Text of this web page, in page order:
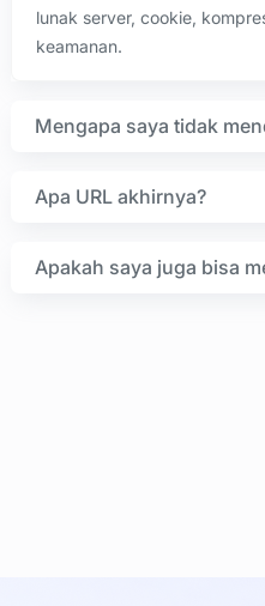
lunak server, cookie,
keamanan.
Mengapa saya tidak
Apa URL akhirnya?
Apakah saya juga bisa